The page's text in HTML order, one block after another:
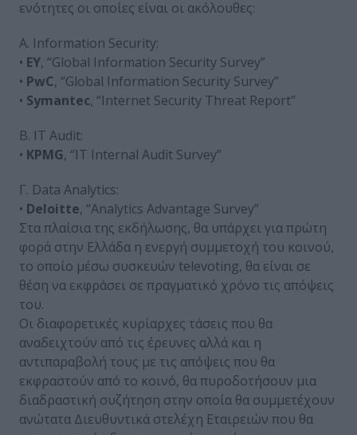
ενότητες οι οποίες είναι οι ακόλουθες:
Α. Information Security:
• EY, “Global Information Security Survey”
• PwC, “Global Information Security Survey”
• Symantec, “Internet Security Threat Report”
Β. IT Audit:
• KPMG, “IT Internal Audit Survey”
Γ. Data Analytics:
• Deloitte, “Analytics Advantage Survey”
Στα πλαίσια της εκδήλωσης, θα υπάρχει για πρώτη
φορά στην Ελλάδα η ενεργή συμμετοχή του κοινού,
το οποίο μέσω συσκευών televoting, θα είναι σε
θέση να εκφράσει σε πραγματικό χρόνο τις απόψεις
του.
Οι διαφορετικές κυρίαρχες τάσεις που θα
αναδειχτούν από τις έρευνες αλλά και η
αντιπαραβολή τους με τις απόψεις που θα
εκφραστούν από το κοινό, θα πυροδοτήσουν μια
διαδραστική συζήτηση στην οποία θα συμμετέχουν
ανώτατα Διευθυντικά στελέχη Εταιρειών που θα